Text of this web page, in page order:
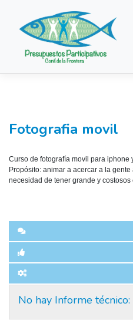
contenido
Fotografia movil
Curso de fotografía movil para iphone
Propósito: animar a acercar a la
necesidad de tener grande y costosos
No hay Informe técnico: